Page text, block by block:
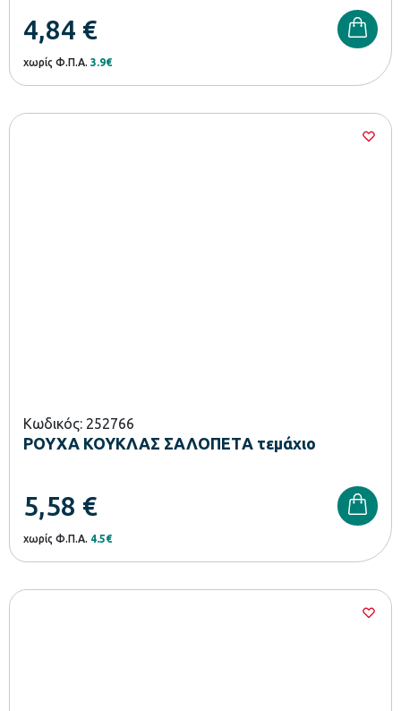
4,84 €
χωρίς Φ.Π.Α. 3.9€
Κωδικός: 252766
ΡΟΥΧΑ ΚΟΥΚΛΑΣ ΣΑΛΟΠΕΤA τεμάχιο
5,58 €
χωρίς Φ.Π.Α. 4.5€